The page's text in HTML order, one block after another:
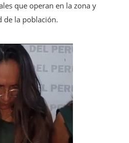
que operan en la zona y
de la población.